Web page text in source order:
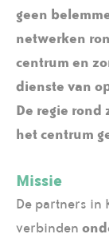
geen
netwerken
centrum en
dienste van
De regie
het centrum
Missie
De partners in
verbinden